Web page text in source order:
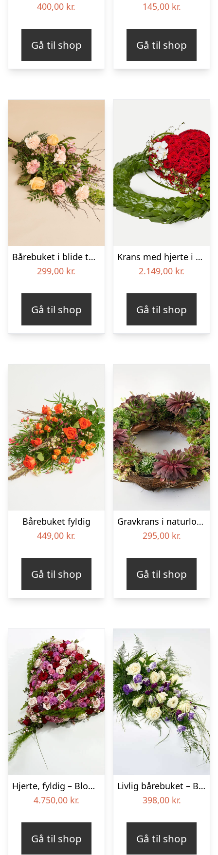
400,00 kr.
Gå til shop
145,00 kr.
Gå til shop
Bårebuket i blide toner
299,00 kr.
Gå til shop
Krans med hjerte i klassisk stil – rød og hvid
2.149,00 kr.
Gå til shop
Bårebuket fyldig
449,00 kr.
Gå til shop
Gravkrans i naturlook – Blomster til begravelse
295,00 kr.
Gå til shop
Hjerte, fyldig – Blomster til begravelse
4.750,00 kr.
Gå til shop
Livlig bårebuket – Blomster til begravelse
398,00 kr.
Gå til shop